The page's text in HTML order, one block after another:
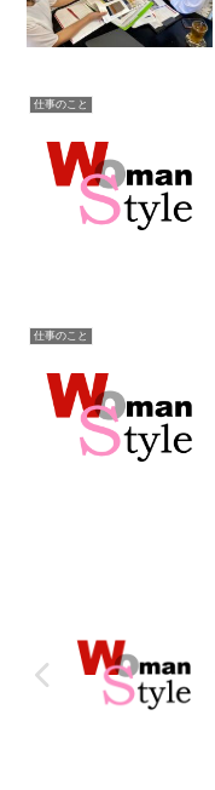
仕事のこと
仕事のこと